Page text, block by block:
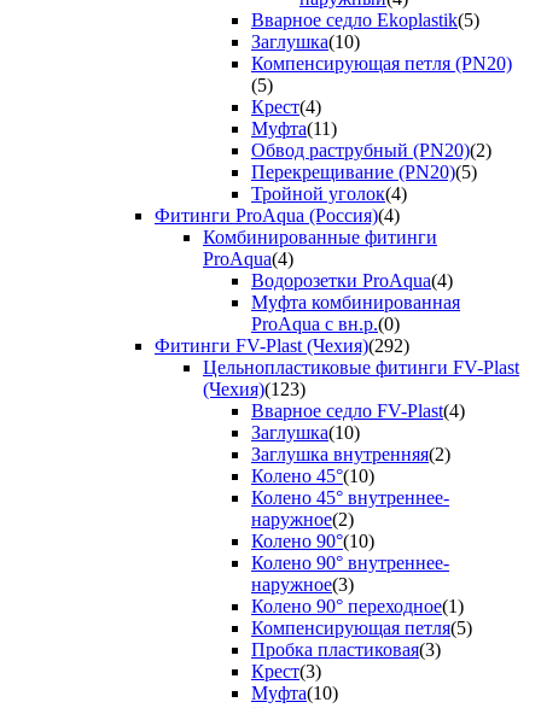
Вварное седло Ekoplastik(5)
Заглушка(10)
Компенсирующая петля (PN20)
(5)
Крест(4)
Муфта(11)
Обвод раструбный (PN20)(2)
Перекрещивание (PN20)(5)
Тройной уголок(4)
Фитинги ProAqua (Россия)(4)
Комбинированные фитинги
ProAqua(4)
Водорозетки ProAqua(4)
Муфта комбинированная
ProAqua с вн.р.(0)
Фитинги FV-Plast (Чехия)(292)
Цельнопластиковые фитинги FV-Plast
(Чехия)(123)
Вварное седло FV-Plast(4)
Заглушка(10)
Заглушка внутренняя(2)
Колено 45°(10)
Колено 45° внутреннее-
наружное(2)
Колено 90°(10)
Колено 90° внутреннее-
наружное(3)
Колено 90° переходное(1)
Компенсирующая петля(5)
Пробка пластиковая(3)
Крест(3)
Муфта(10)